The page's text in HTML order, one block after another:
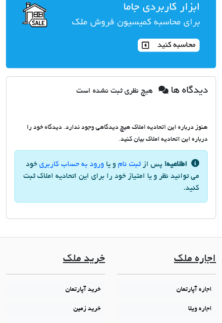
دیدگاه ها هیچ نظری ثبت نشده است
هنوز درباره این اتحادیه املاک هیچ دیدگاهی وجود ندارد. دیدگاه خود را
درباره این اتحادیه املاک بیان کنید.
اطلاعیه! پس ازثبت نام و یا ورود به حساب کاربری خود
می توانید نظر و یا امتیاز خود را برای این اتحادیه املاک ثبت
کنید.
اجاره ملک
اجاره آپارتمان
اجاره ویلا
خرید ملک
خرید آپارتمان
خرید زمین